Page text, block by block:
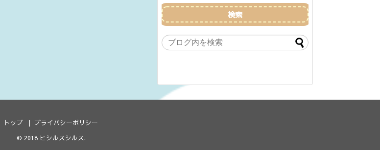
検索
トップ
プライバシーポリシー
© 2018 ヒシルスシルス.